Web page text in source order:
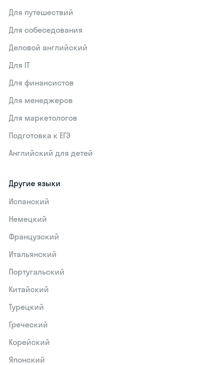
Для путешествий
Для собеседования
Деловой английский
Для IT
Для финансистов
Для менеджеров
Для маркетологов
Подготовка к ЕГЭ
Английский для детей
Другие языки
Испанский
Немецкий
Французский
Итальянский
Португальский
Китайский
Турецкий
Греческий
Корейский
Японский